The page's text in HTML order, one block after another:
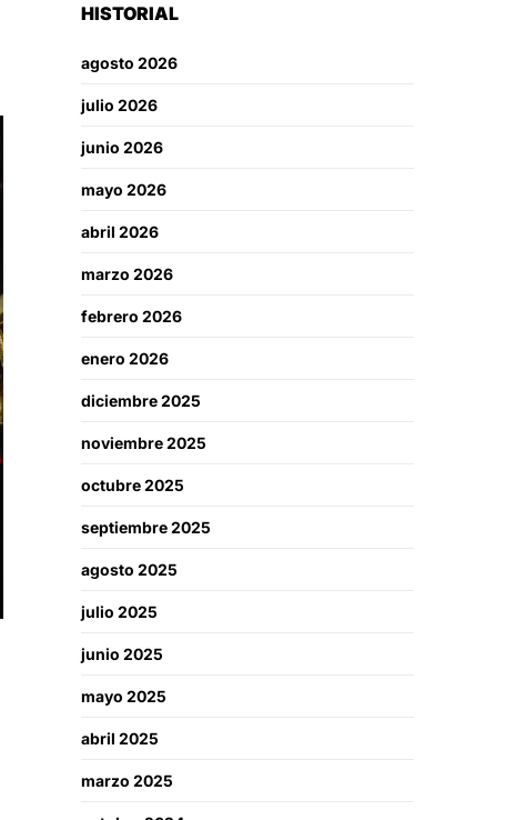
HISTORIAL
agosto 2026
julio 2026
junio 2026
mayo 2026
abril 2026
marzo 2026
febrero 2026
enero 2026
diciembre 2025
noviembre 2025
octubre 2025
septiembre 2025
agosto 2025
julio 2025
junio 2025
mayo 2025
abril 2025
marzo 2025